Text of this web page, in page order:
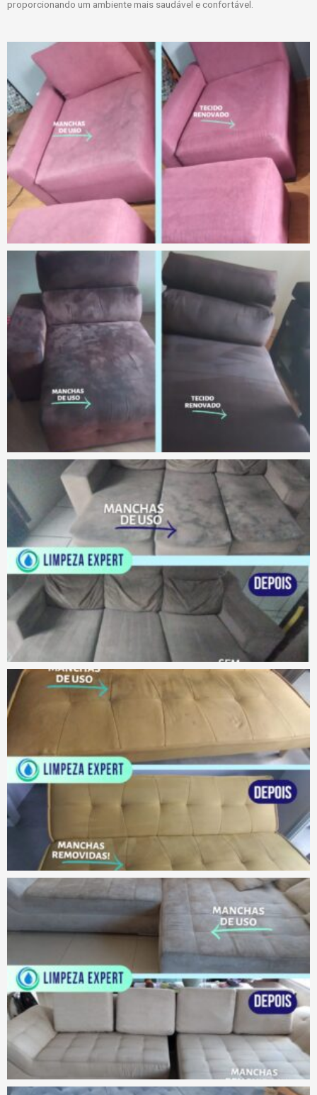
proporcionando um ambiente mais saudável e confortável.